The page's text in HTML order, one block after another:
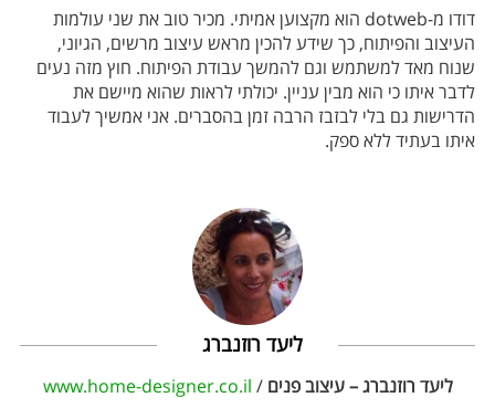
דודו מ-dotweb הוא מקצוען אמיתי. מכיר טוב את שני עולמות
העיצוב והפיתוח, כך שידע להכין מראש עיצוב מרשים, הגיוני,
שנוח מאד למשתמש וגם להמשך עבודת הפיתוח. חוץ מזה נעים
לדבר איתו כי הוא מבין עניין. יכולתי לראות שהוא מיישם את
הדרישות גם בלי לבזבז הרבה זמן בהסברים. אני אמשיך לעבוד
איתו בעתיד ללא ספק.
ליעד רוזנברג
ליעד רוזנברג – עיצוב פנים/
www.home-designer.co.il